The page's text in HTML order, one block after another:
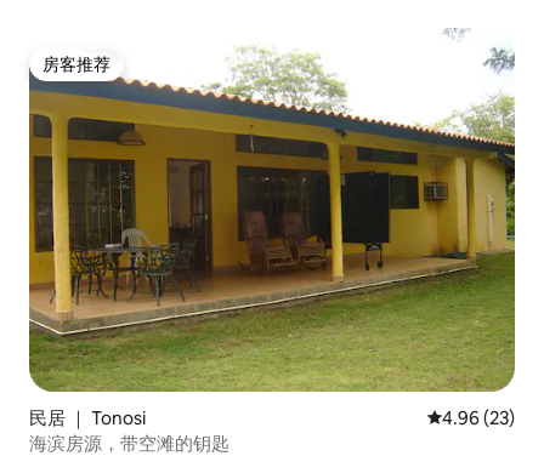
房客推荐
房客推荐
民居 ｜ Tonosi 平均评分
4.96 (23)
海滨房源，带空滩的钥匙